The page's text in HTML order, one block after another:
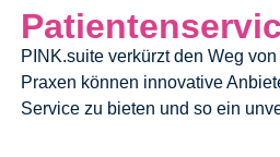
PINK.suite verkürzt den Weg
Praxen können innovative
Service zu bieten und so ein